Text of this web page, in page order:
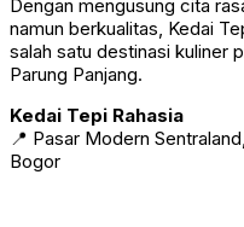
Dengan mengusung cita
namun berkualitas, Kedai
salah satu destinasi kuliner
Parung Panjang.
Kedai Tepi Rahasia
📍 Pasar Modern
Bogor